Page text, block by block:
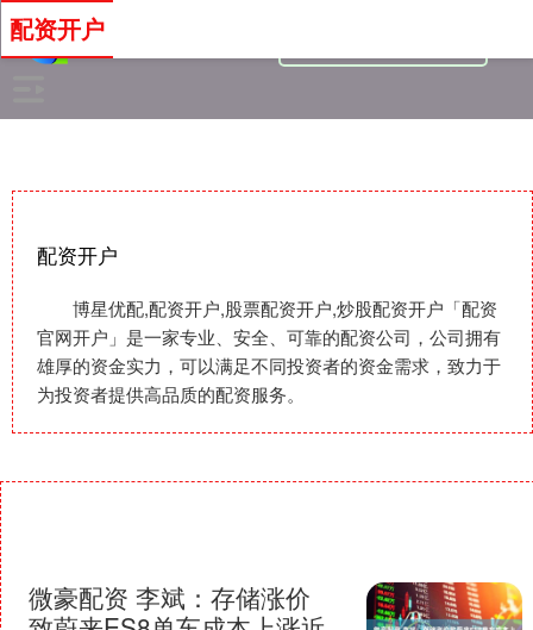
配资开户
博星优配,配资开户,股票配资开户,炒股配资开户「配资
官网开户」是一家专业、安全、可靠的配资公司，公司拥有
雄厚的资金实力，可以满足不同投资者的资金需求，致力于
为投资者提供高品质的配资服务。
配资开户
微豪配资 李斌：存储涨价